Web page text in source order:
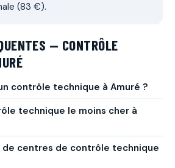
(83 €).
— CONTRÔLE
contrôle technique à Amuré ?
technique le moins cher à
centres de contrôle technique